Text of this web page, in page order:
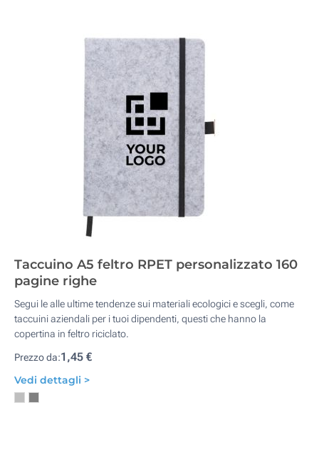
Taccuino A5 feltro RPET personalizzato 160
pagine righe
Segui le alle ultime tendenze sui materiali ecologici e scegli, come
taccuini aziendali per i tuoi dipendenti, questi che hanno la
copertina in feltro riciclato.
Prezzo da:1,45 €
Vedi dettagli >